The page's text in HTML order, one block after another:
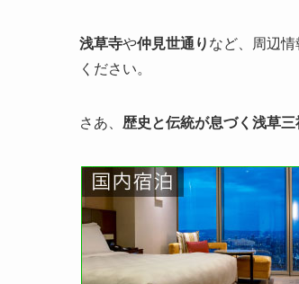
浅草寺や仲見世通り など、周辺
ください。
さあ、 歴史と伝統が息づく浅草三